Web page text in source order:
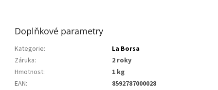
Doplňkové parametry
Kategorie:
La Borsa
Záruka:
2 roky
Hmotnost:
1 kg
EAN:
8592787000028